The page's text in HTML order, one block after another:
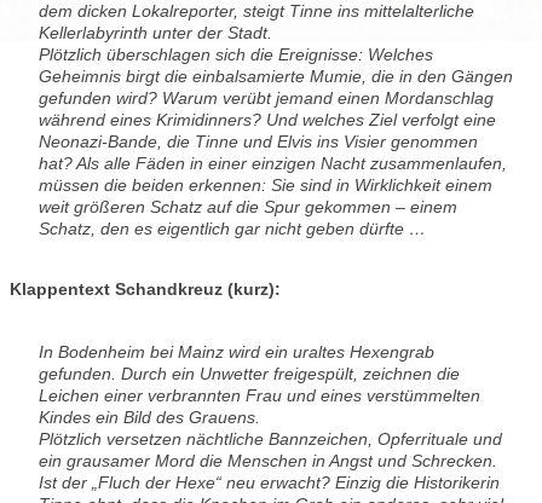
dem dicken Lokalreporter, steigt Tinne ins mittelalterliche
Kellerlabyrinth unter der Stadt.
Plötzlich überschlagen sich die Ereignisse: Welches
Geheimnis birgt die einbalsamierte Mumie, die in den Gängen
gefunden wird? Warum verübt jemand einen Mordanschlag
während eines Krimidinners? Und welches Ziel verfolgt eine
Neonazi-Bande, die Tinne und Elvis ins Visier genommen
hat? Als alle Fäden in einer einzigen Nacht zusammenlaufen,
müssen die beiden erkennen: Sie sind in Wirklichkeit einem
weit größeren Schatz auf die Spur gekommen – einem
Schatz, den es eigentlich gar nicht geben dürfte …
Klappentext Schandkreuz (kurz):
In Bodenheim bei Mainz wird ein uraltes Hexengrab
gefunden. Durch ein Unwetter freigespült, zeichnen die
Leichen einer verbrannten Frau und eines verstümmelten
Kindes ein Bild des Grauens.
Plötzlich versetzen nächtliche Bannzeichen, Opferrituale und
ein grausamer Mord die Menschen in Angst und Schrecken.
Ist der „Fluch der Hexe“ neu erwacht? Einzig die Historikerin